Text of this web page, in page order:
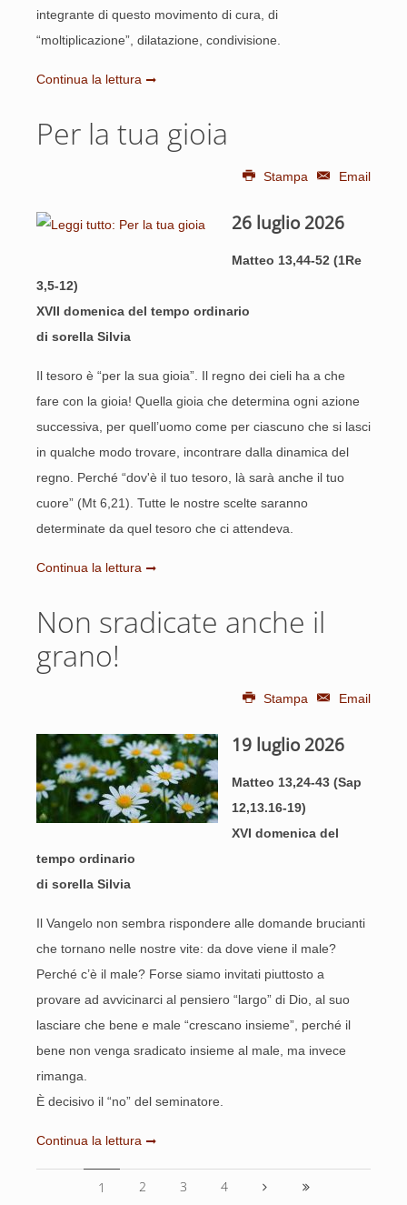
integrante di questo movimento di cura, di
“moltiplicazione”, dilatazione, condivisione.
Continua la lettura
Per la tua gioia
Stampa Email
26 luglio 2026
Matteo 13,44-52 (1Re
3,5-12)
XVII domenica del tempo ordinario
di sorella Silvia
Il tesoro è “per la sua gioia”. Il regno dei cieli ha a che
fare con la gioia! Quella gioia che determina ogni azione
successiva, per quell’uomo come per ciascuno che si lasci
in qualche modo trovare, incontrare dalla dinamica del
regno. Perché “dov'è il tuo tesoro, là sarà anche il tuo
cuore” (Mt 6,21). Tutte le nostre scelte saranno
determinate da quel tesoro che ci attendeva.
Continua la lettura
Non sradicate anche il
grano!
Stampa Email
19 luglio 2026
Matteo 13,24-43 (Sap
12,13.16-19)
XVI domenica del
tempo ordinario
di sorella Silvia
Il Vangelo non sembra rispondere alle domande brucianti
che tornano nelle nostre vite: da dove viene il male?
Perché c’è il male? Forse siamo invitati piuttosto a
provare ad avvicinarci al pensiero “largo” di Dio, al suo
lasciare che bene e male “crescano insieme”, perché il
bene non venga sradicato insieme al male, ma invece
rimanga.
È decisivo il “no” del seminatore.
Continua la lettura
1 2 3 4